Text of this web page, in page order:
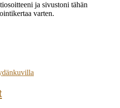
ja sivustoni tähän
varten.